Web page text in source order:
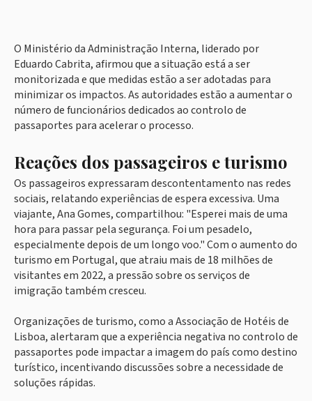
O Ministério da Administração Interna, liderado por
Eduardo Cabrita, afirmou que a situação está a ser
monitorizada e que medidas estão a ser adotadas para
minimizar os impactos. As autoridades estão a aumentar o
número de funcionários dedicados ao controlo de
passaportes para acelerar o processo.
Reações dos passageiros e turismo
Os passageiros expressaram descontentamento nas redes
sociais, relatando experiências de espera excessiva. Uma
viajante, Ana Gomes, compartilhou: "Esperei mais de uma
hora para passar pela segurança. Foi um pesadelo,
especialmente depois de um longo voo." Com o aumento do
turismo em Portugal, que atraiu mais de 18 milhões de
visitantes em 2022, a pressão sobre os serviços de
imigração também cresceu.
Organizações de turismo, como a Associação de Hotéis de
Lisboa, alertaram que a experiência negativa no controlo de
passaportes pode impactar a imagem do país como destino
turístico, incentivando discussões sobre a necessidade de
soluções rápidas.